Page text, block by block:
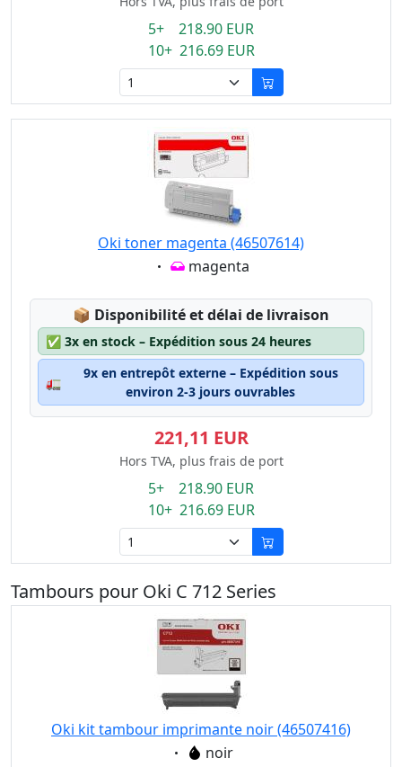
5+ 218.90 EUR
10+ 216.69 EUR
Oki toner magenta (46507614)
Eigenschaft:
magenta
📦 Lagerstatus:
Disponibilité et délai de livraison
✅ 3x en stock – Expédition sous 24 heures
🚛
9x en entrepôt externe – Expédition sous
environ 2-3 jours ouvrables
221,11 EUR
Hors TVA, plus frais de port
5+ 218.90 EUR
10+ 216.69 EUR
Tambours pour Oki C 712 Series
Oki kit tambour imprimante noir (46507416)
Eigenschaft:
noir